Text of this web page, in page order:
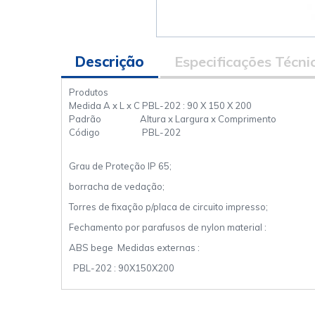
Descrição
Produtos
Medida A x L x C PBL-202 : 90 X 150 X 200
Padrão
Altura x Largura x Comprimento
Código
PBL-202
Grau de Proteção IP 65;
borracha de vedação;
Torres de fixação p/placa de circuito impresso;
Fechamento por parafusos de nylon material :
ABS bege Medidas externas :
PBL-202 : 90X150X200
Especificações